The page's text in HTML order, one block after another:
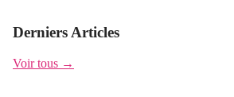
Derniers Articles
Voir tous →